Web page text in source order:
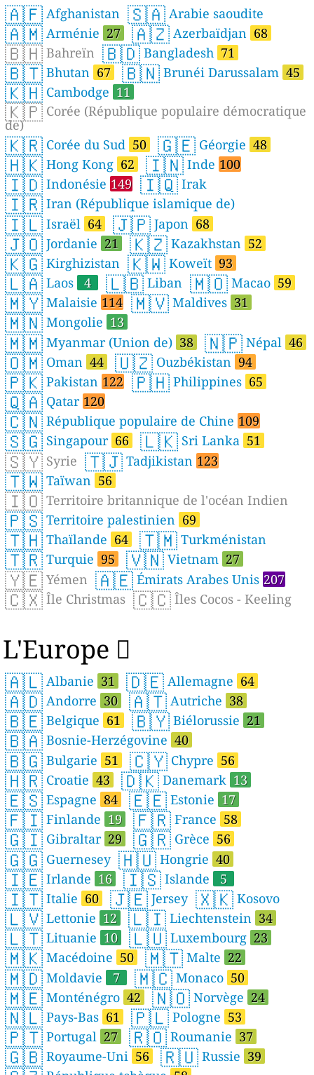
🇦🇫 Afghanistan 🇸🇦 Arabie saoudite
🇦🇲 Arménie 27 🇦🇿 Azerbaïdjan 68
🇧🇭 Bahreïn 🇧🇩 Bangladesh 71
🇧🇹 Bhutan 67 🇧🇳 Brunéi Darussalam 45
🇰🇭 Cambodge 11
🇰🇵 Corée (République populaire démocratique
de)
🇰🇷 Corée du Sud 50 🇬🇪 Géorgie 48
🇭🇰 Hong Kong 62 🇮🇳 Inde 100
🇮🇩 Indonésie 149 🇮🇶 Irak
🇮🇷 Iran (République islamique de)
🇮🇱 Israël 64 🇯🇵 Japon 68
🇯🇴 Jordanie 21 🇰🇿 Kazakhstan 52
🇰🇬 Kirghizistan 🇰🇼 Koweït 93
🇱🇦 Laos 4 🇱🇧 Liban 🇲🇴 Macao 59
🇲🇾 Malaisie 114 🇲🇻 Maldives 31
🇲🇳 Mongolie 13
🇲🇲 Myanmar (Union de) 38 🇳🇵 Népal 46
🇴🇲 Oman 44 🇺🇿 Ouzbékistan 94
🇵🇰 Pakistan 122 🇵🇭 Philippines 65
🇶🇦 Qatar 120
🇨🇳 République populaire de Chine 109
🇸🇬 Singapour 66 🇱🇰 Sri Lanka 51
🇸🇾 Syrie 🇹🇯 Tadjikistan 123
🇹🇼 Taïwan 56
🇮🇴 Territoire britannique de l'océan Indien
🇵🇸 Territoire palestinien 69
🇹🇭 Thaïlande 64 🇹🇲 Turkménistan
🇹🇷 Turquie 95 🇻🇳 Vietnam 27
🇾🇪 Yémen 🇦🇪 Émirats Arabes Unis 207
🇨🇽 Île Christmas 🇨🇨 Îles Cocos - Keeling
L'Europe 
🇦🇱 Albanie 31 🇩🇪 Allemagne 64
🇦🇩 Andorre 30 🇦🇹 Autriche 38
🇧🇪 Belgique 61 🇧🇾 Biélorussie 21
🇧🇦 Bosnie-Herzégovine 40
🇧🇬 Bulgarie 51 🇨🇾 Chypre 56
🇭🇷 Croatie 43 🇩🇰 Danemark 13
🇪🇸 Espagne 84 🇪🇪 Estonie 17
🇫🇮 Finlande 19 🇫🇷 France 58
🇬🇮 Gibraltar 29 🇬🇷 Grèce 56
🇬🇬 Guernesey 🇭🇺 Hongrie 40
🇮🇪 Irlande 16 🇮🇸 Islande 5
🇮🇹 Italie 60 🇯🇪 Jersey 🇽🇰 Kosovo
🇱🇻 Lettonie 12 🇱🇮 Liechtenstein 34
🇱🇹 Lituanie 10 🇱🇺 Luxembourg 23
🇲🇰 Macédoine 50 🇲🇹 Malte 22
🇲🇩 Moldavie 7 🇲🇨 Monaco 50
🇲🇪 Monténégro 42 🇳🇴 Norvège 24
🇳🇱 Pays-Bas 61 🇵🇱 Pologne 53
🇵🇹 Portugal 27 🇷🇴 Roumanie 37
🇬🇧 Royaume-Uni 56 🇷🇺 Russie 39